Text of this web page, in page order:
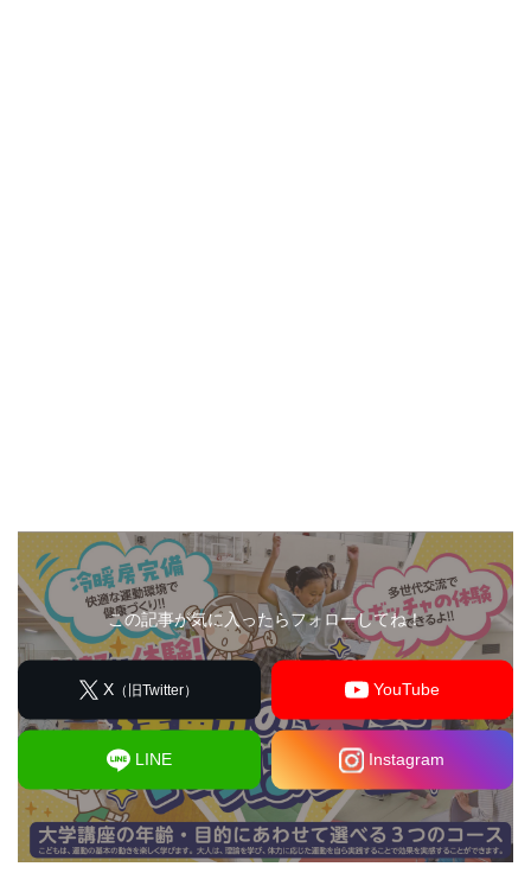
この記事が気に入ったらフォローしてね！
X （旧Twitter） YouTube
LINE Instagram